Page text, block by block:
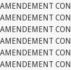
AMENDEMENT
AMENDEMENT
AMENDEMENT
AMENDEMENT
AMENDEMENT
AMENDEMENT